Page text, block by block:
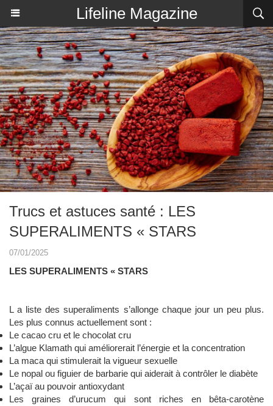
Lifeline Magazine
Trucs et astuces santé : LES
SUPERALIMENTS « STARS
07/01/2025
LES SUPERALIMENTS « STARS
L a liste des superaliments s’allonge chaque jour un peu plus.
Les plus connus actuellement sont :
Le cacao cru et le chocolat cru
L’algue Klamath qui améliorerait l’énergie et la concentration
La maca qui stimulerait la vigueur sexuelle
Le nopal ou figuier de barbarie qui aiderait à contrôler le diabète
L’açaï au pouvoir antioxydant
Les graines d’urucum qui sont riches en bêta-carotène